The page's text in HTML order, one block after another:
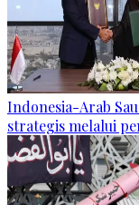
Indonesia-Arab
strategis melalui